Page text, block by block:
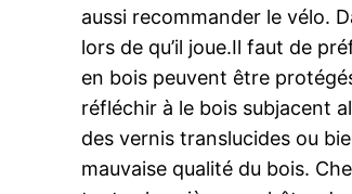
aussi recommander le vélo.
lors de qu’il joue.Il faut de
en bois peuvent être
réfléchir à le bois subjacent
des vernis translucides ou
mauvaise qualité du bois.